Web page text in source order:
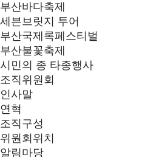
부산바다축제
세븐브릿지 투어
부산국제록페스티벌
부산불꽃축제
시민의 종 타종행사
조직위원회
인사말
연혁
조직구성
위원회위치
알림마당